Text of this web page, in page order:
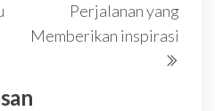
Perjalanan yang
Memberikan inspirasi